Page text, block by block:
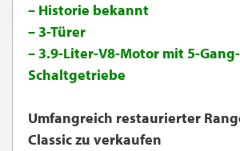
– Historie bekannt
– 3-Türer
– 3.9-Liter-V8-Motor mit 5-Gang-
Schaltgetriebe
Umfangreich restaurierter
Classic zu verkaufen